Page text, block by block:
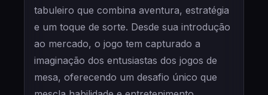
tabuleiro que combina aventura, estratégia
e um toque de sorte. Desde sua introdução
ao mercado, o jogo tem capturado a
imaginação dos entusiastas dos jogos de
mesa, oferecendo um desafio único que